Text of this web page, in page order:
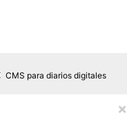
CMS para diarios digitales
×